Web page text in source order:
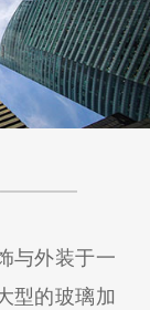
与外装于一
型的玻璃加